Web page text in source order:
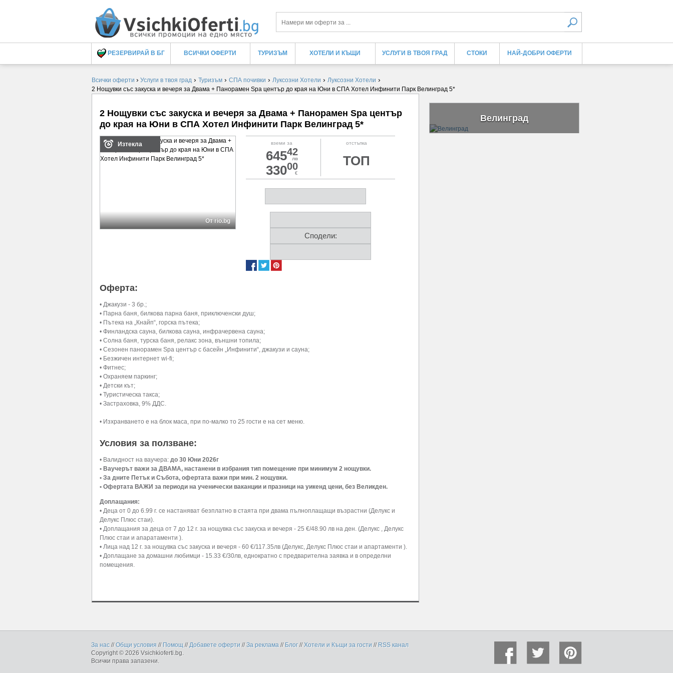
Търси
РЕЗЕРВИРАЙ В БГ ВСИЧКИ ОФЕРТИ ТУРИЗЪМ ХОТЕЛИ И КЪЩИ УСЛУГИ В ТВОЯ ГРАД СТОКИ НАЙ-ДОБРИ ОФЕРТИ
Всички оферти › Услуги в твоя град › Туризъм › СПА почивки › Луксозни Хотели › Луксозни Хотели ›
2 Нощувки със закуска и вечеря за Двама + Панорамен Spa център до края на Юни в СПА Хотел Инфинити Парк Велинград 5*
2 Нощувки със закуска и вечеря за Двама + Панорамен Spa център
до края на Юни в СПА Хотел Инфинити Парк Велинград 5*
Изтекла
От rio.bg
вземи за
64542
лв
33000
€
отстъпка
ТОП
Сподели:
Оферта:
• Джакузи - 3 бр.;
• Парна баня, билкова парна баня, приключенски душ;
• Пътека на „Кнайп“, горска пътека;
• Финландска сауна, билкова сауна, инфрачервена сауна;
• Солна баня, турска баня, релакс зона, външни топила;
• Сезонен панорамен Spa център с басейн „Инфинити“, джакузи и сауна;
• Безжичен интернет wi-fi;
• Фитнес;
• Охраняем паркинг;
• Детски кът;
• Туристическа такса;
• Застраховка, 9% ДДС.
• Изхранването е на блок маса, при по-малко то 25 гости е на сет меню.
Условия за ползване:
• Валидност на ваучера: до 30 Юни 2026г
• Ваучерът важи за ДВАМА, настанени в избрания тип помещение при минимум 2 нощувки.
• За дните Петък и Събота, офертата важи при мин. 2 нощувки.
• Офертата ВАЖИ за периоди на ученически ваканции и празници на уикенд цени, без Великден.
Доплащания:
• Деца от 0 до 6.99 г. се настаняват безплатно в стаята при двама пълноплащащи възрастни (Делукс и
Делукс Плюс стаи).
• Доплащания за деца от 7 до 12 г. за нощувка със закуска и вечеря - 25 €/48.90 лв на ден. (Делукс , Делукс
Плюс стаи и апаратаменти ).
• Лица над 12 г. за нощувка със закуска и вечеря - 60 €/117.35лв (Делукс, Делукс Плюс стаи и апартаменти ).
• Доплащане за домашни любимци - 15.33 €/30лв, еднократно с предварителна заявка и в определни
помещения.
Велинград
За нас //Общи условия // Помощ //Добавете оферти //За реклама // Блог //Хотели и Къщи за гости // RSS канал
Copyright © 2026 Vsichkioferti.bg.
Всички права запазени.